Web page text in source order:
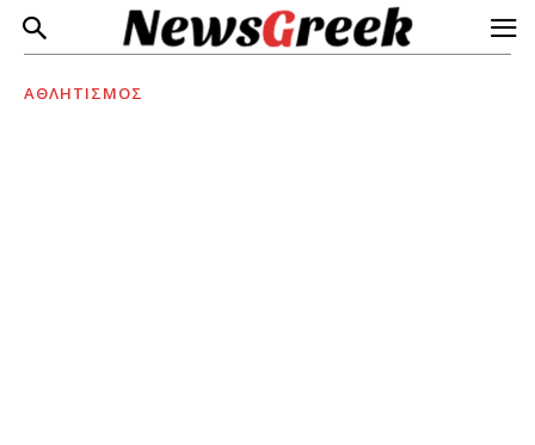
ΑΘΛΗΤΙΣΜΟΣ